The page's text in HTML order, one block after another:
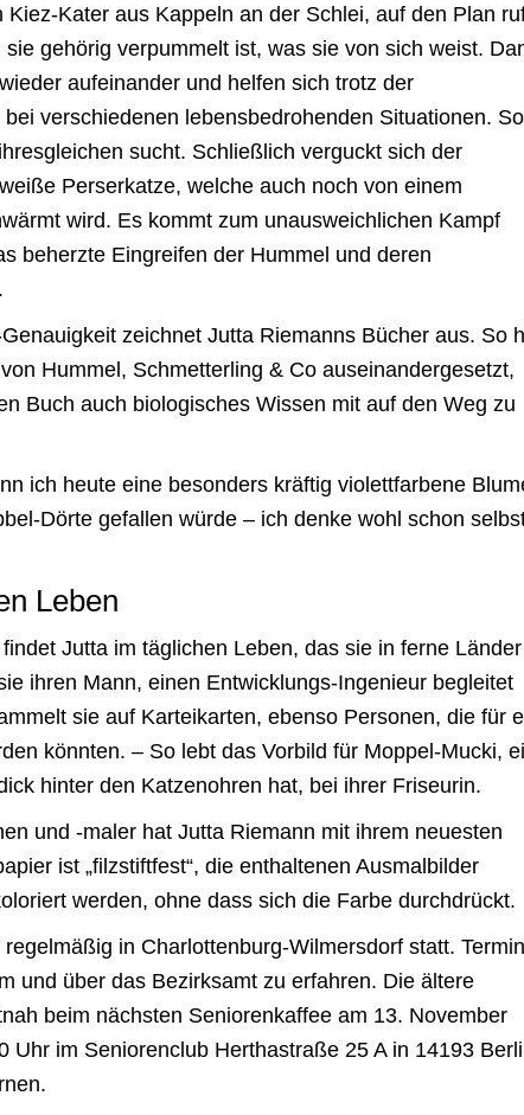
Kater aus Kappeln an der Schlei, auf den Plan
gehörig verpummelt ist, was sie von sich weist.
aufeinander und helfen sich trotz der
verschiedenen lebensbedrohenden Situationen. So
sucht. Schließlich verguckt sich der
Perserkatze, welche auch noch von einem
wird. Es kommt zum unausweichlichen Kampf
beherzte Eingreifen der Hummel und deren
zeichnet Jutta Riemanns Bücher aus. So
Hummel, Schmetterling & Co auseinandergesetzt,
Buch auch biologisches Wissen mit auf den Weg zu
ich heute eine besonders kräftig violettfarbene
Dörte gefallen würde – ich denke wohl schon
Leben
Jutta im täglichen Leben, das sie in ferne Länder
ihren Mann, einen Entwicklungs-Ingenieur begleitet
sie auf Karteikarten, ebenso Personen, die für
könnten. – So lebt das Vorbild für Moppel-Mucki,
hinter den Katzenohren hat, bei ihrer Friseurin.
und -maler hat Jutta Riemann mit ihrem neuesten
ist „filzstiftfest“, die enthaltenen Ausmalbilder
werden, ohne dass sich die Farbe durchdrückt.
in Charlottenburg-Wilmersdorf statt.
und über das Bezirksamt zu erfahren. Die ältere
beim nächsten Seniorenkaffee am 13. November
Uhr im Seniorenclub Herthastraße 25 A in 14193